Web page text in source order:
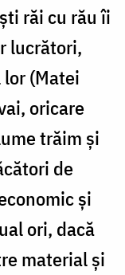
răi cu rău îi
lucrători,
(Matei
oricare
trăim și
de
și
ori, dacă
material și